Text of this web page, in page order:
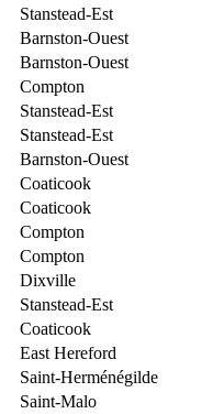
Stanstead-Est
Barnston-Ouest
Barnston-Ouest
Compton
Stanstead-Est
Stanstead-Est
Barnston-Ouest
Coaticook
Coaticook
Compton
Compton
Dixville
Stanstead-Est
Coaticook
East Hereford
Saint-Herménégilde
Saint-Malo